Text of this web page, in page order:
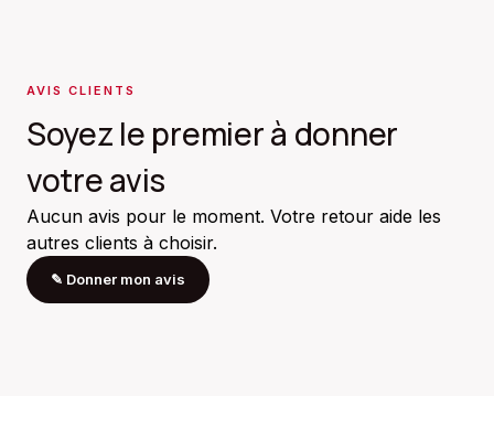
AVIS CLIENTS
Soyez le premier à donner
votre avis
Aucun avis pour le moment. Votre retour aide les
autres clients à choisir.
✎ Donner mon avis